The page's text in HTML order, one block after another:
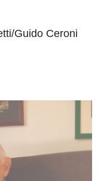
Guido Ceroni